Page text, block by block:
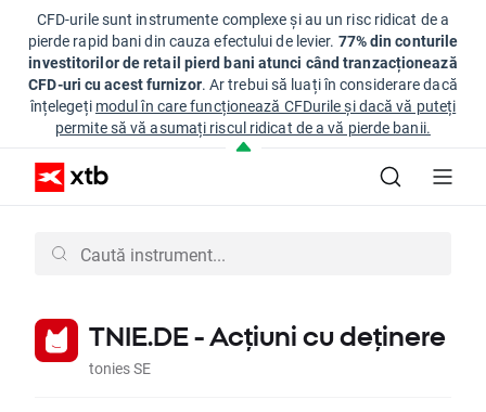
CFD-urile sunt instrumente complexe și au un risc ridicat de a
pierde rapid bani din cauza efectului de levier. 77% din conturile
investitorilor de retail pierd bani atunci când tranzacționează
CFD-uri cu acest furnizor. Ar trebui să luați în considerare dacă
înțelegeți modul în care funcționează CFDurile și dacă vă puteți
permite să vă asumați riscul ridicat de a vă pierde banii.
TNIE.DE - Acțiuni cu deținere
tonies SE